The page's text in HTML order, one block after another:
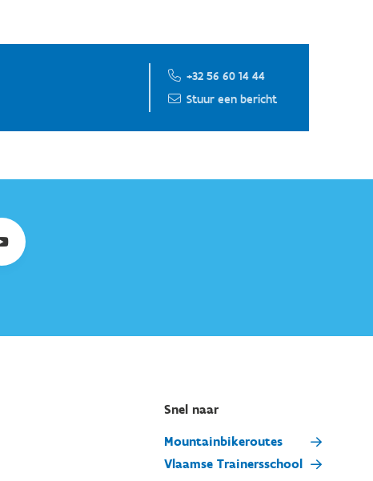
+32 56 60 14 44
Stuur een bericht
Snel naar
Mountainbikeroutes
Vlaamse Trainersschool